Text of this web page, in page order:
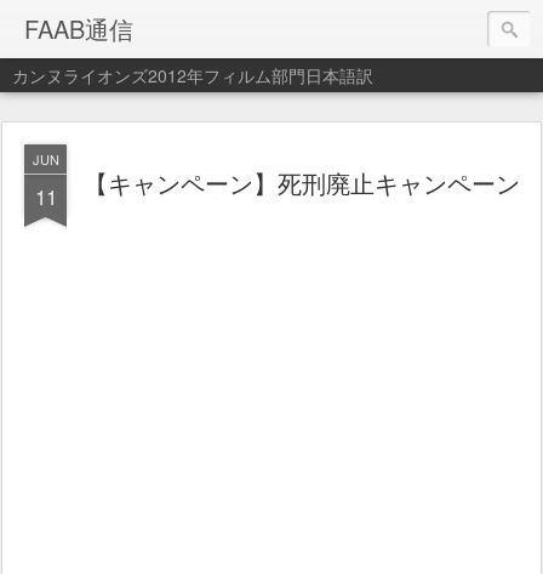
FAAB通信
カンヌライオンズ2012年フィルム部門日本語訳
JUN
11 【キャンペーン】死刑廃止キャンペーン